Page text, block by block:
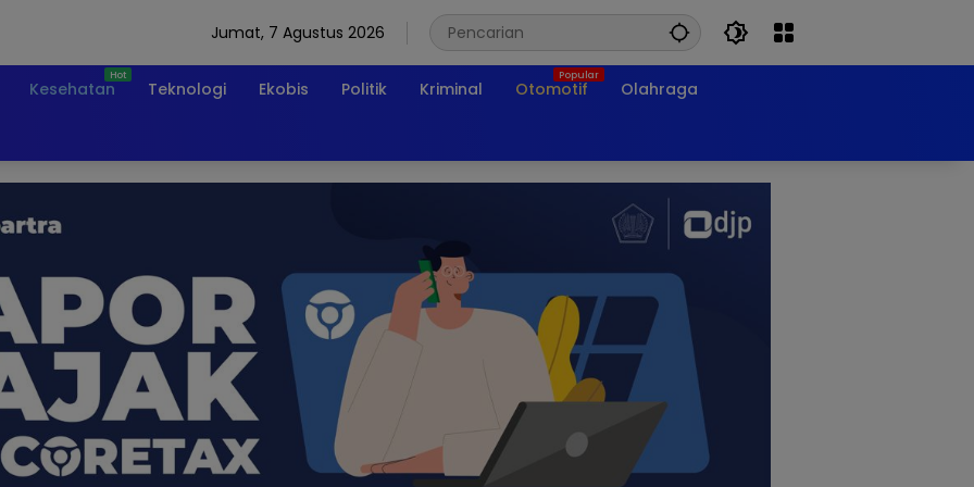
Jumat, 7 Agustus 2026
Kesehatan Teknologi Ekobis Politik Kriminal Otomotif Olahraga